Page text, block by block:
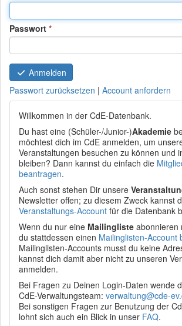
Passwort(Pflichtfeld)
Anmelden
Passwort zurücksetzen | Account anfordern
Willkommen in der CdE-Datenbank.
Du hast eine (Schüler-/Junior-)Akademie
möchtest dich im CdE anmelden, um
Veranstaltungen besuchen zu können und
bleiben? Dann kannst du einfach die
beantragen.
Auch sonst stehen Dir unsere
Newsletter offen; zu diesem Zweck kannst
Veranstaltungs-Account für die Datenbank
Wenn du nur eine Mailingliste abonnieren
du stattdessen einen Mailinglisten-Account
Mailinglisten-Accounts musst du keine
kannst dich damit aber nicht zu unseren
anmelden.
Bei Fragen zu Deinen Login-Daten wende
CdE-Verwaltungsteam: verwaltung@cde-
Bei sonstigen Fragen zur Benutzung der
lohnt sich auch ein Blick in unser FAQ.